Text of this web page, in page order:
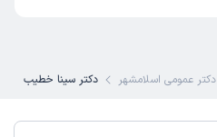
دکتر عمومی اسلامشهر دکتر سینا خطیب